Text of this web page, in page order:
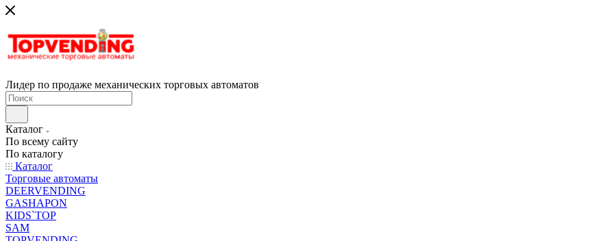
Лидер по продаже механических торговых автоматов
Каталог
По всему сайту
По каталогу
Каталог
Торговые автоматы
DEERVENDING
GASHAPON
KIDS`TOP
SAM